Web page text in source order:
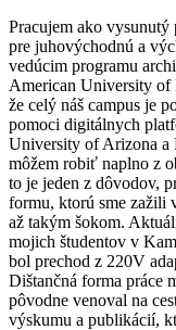
Pracujem ako
pre juhovýchodnú a
vedúcim programu
American University of
že celý náš campus je
pomoci digitálnych
University of Arizona a
môžem robiť naplno z
to je jeden z dôvodov,
formu, ktorú sme zažili
až takým šokom.
mojich študentov v
bol prechod z 220V
Dištančná forma práce
pôvodne venoval na
výskumu a publikácií,